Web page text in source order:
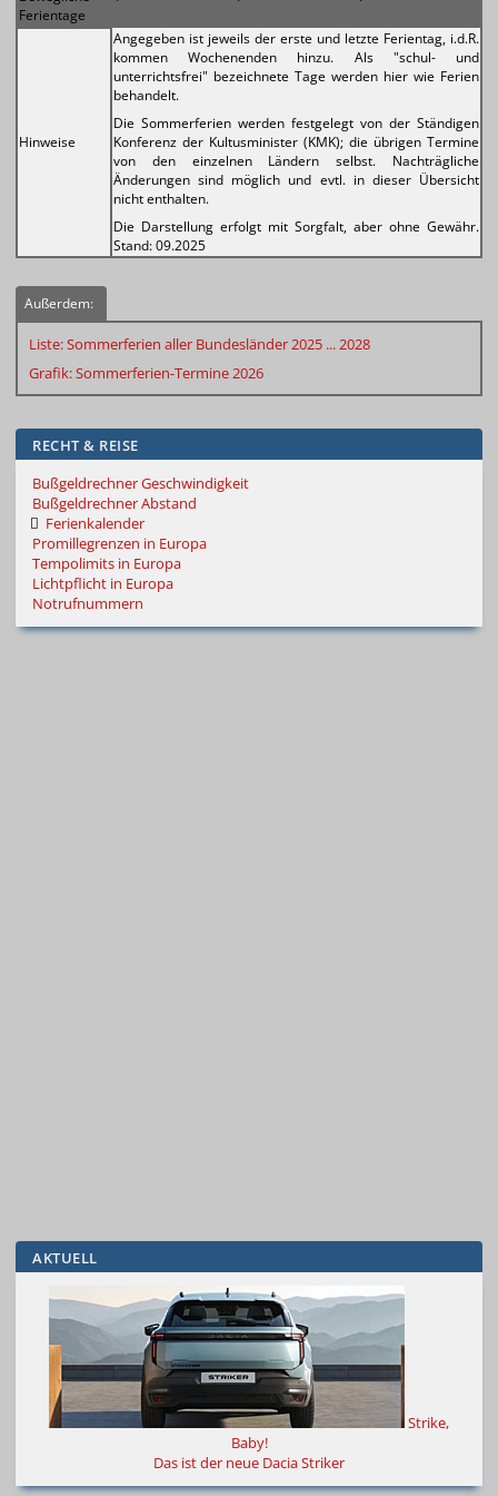
Ferientage
Hinweise
Angegeben ist jeweils der erste und letzte Ferientag, i.d.R.
kommen Wochenenden hinzu. Als "schul- und
unterrichtsfrei" bezeichnete Tage werden hier wie Ferien
behandelt.
Die Sommerferien werden festgelegt von der Ständigen
Konferenz der Kultusminister (KMK); die übrigen Termine
von den einzelnen Ländern selbst. Nachträgliche
Änderungen sind möglich und evtl. in dieser Übersicht
nicht enthalten.
Die Darstellung erfolgt mit Sorgfalt, aber ohne Gewähr.
Stand: 09.2025
Außerdem:
Liste: Sommerferien aller Bundesländer 2025 ... 2028
Grafik:Sommerferien-Termine 2026
RECHT & REISE
Bußgeldrechner Geschwindigkeit
Bußgeldrechner Abstand
Ferienkalender
Promillegrenzen in Europa
Tempolimits in Europa
Lichtpflicht in Europa
Notrufnummern
AKTUELL
Strike,
Baby!
Das ist der neue Dacia Striker